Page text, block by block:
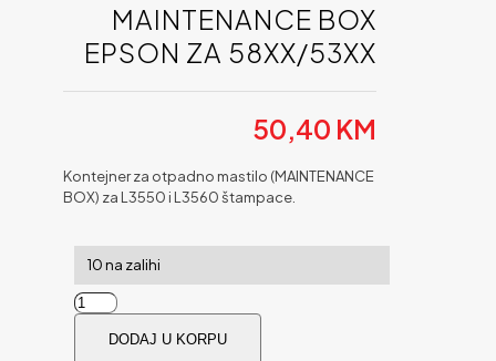
MAINTENANCE BOX
EPSON ZA 58XX/53XX
50,40 KM
Kontejner za otpadno mastilo (MAINTENANCE
BOX) za L3550 i L3560 štampace.
10 na zalihi
Maintenance
Box
EPSONDODAJ U KORPU